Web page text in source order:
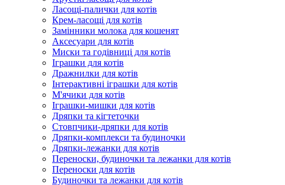
Ласощі-палички для котів
Крем-ласощі для котів
Замінники молока для кошенят
Аксесуари для котів
Миски та годівниці для котів
Іграшки для котів
Дражнилки для котів
Інтерактивні іграшки для котів
М'ячики для котів
Іграшки-мишки для котів
Дряпки та кігтеточки
Стовпчики-дряпки для котів
Дряпки-комплекси та будиночки
Дряпки-лежанки для котів
Переноски, будиночки та лежанки для котів
Переноски для котів
Будиночки та лежанки для котів